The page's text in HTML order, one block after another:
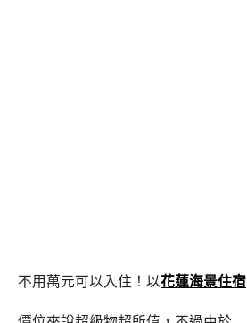
不用萬元可以入住！以花蓮海景住宿